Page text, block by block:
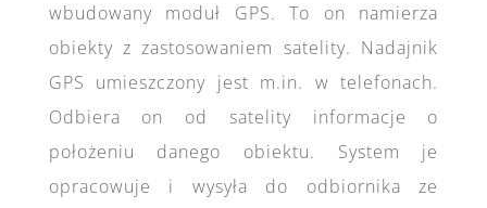
wbudowany moduł GPS. To on namierza
obiekty z zastosowaniem satelity. Nadajnik
GPS umieszczony jest m.in. w telefonach.
Odbiera on od satelity informacje o
położeniu danego obiektu. System je
opracowuje i wysyła do odbiornika ze